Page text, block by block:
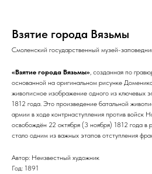
Взятие города Вязьмы
Смоленский государственный музей-
«Взятие города Вязьмы», созданная по
основанной на оригинальном рисунке
живописное изображение одного из ключевых
1812 года. Это произведение батальной
армии в ходе контрнаступления против войск
освобождён 22 октября (3 ноября) 1812 года в
стало одним из важных этапов отступления
Автор: Неизвестный художник
Год: 1891